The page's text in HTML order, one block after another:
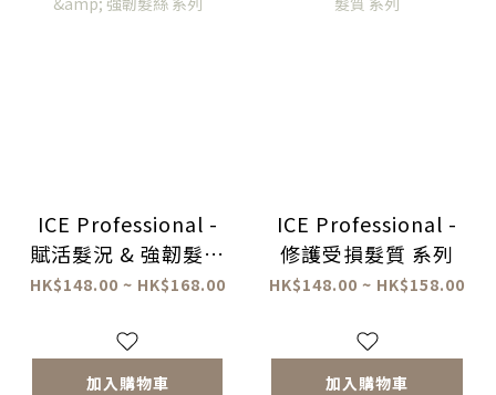
ICE Professional -
賦活髮況 & 強韌髮絲
系列
HK$148.00 ~ HK$168.00
加入購物車
ICE Professional -
修護受損髮質 系列
HK$148.00 ~ HK$158.00
加入購物車